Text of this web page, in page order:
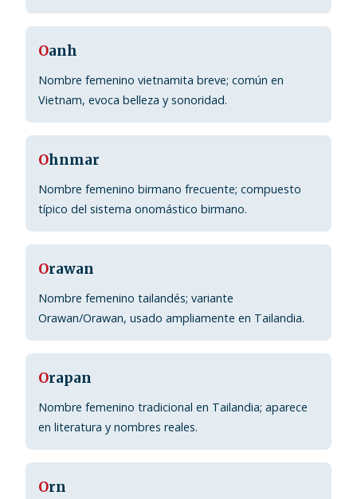
Oanh
Nombre femenino vietnamita breve; común en
Vietnam, evoca belleza y sonoridad.
Ohnmar
Nombre femenino birmano frecuente; compuesto
típico del sistema onomástico birmano.
Orawan
Nombre femenino tailandés; variante
Orawan/Orawan, usado ampliamente en Tailandia.
Orapan
Nombre femenino tradicional en Tailandia; aparece
en literatura y nombres reales.
Orn